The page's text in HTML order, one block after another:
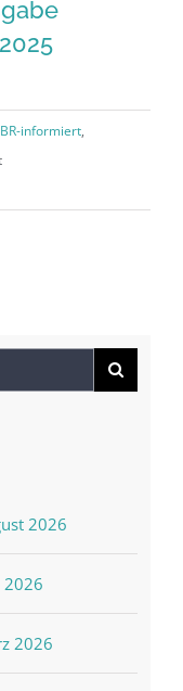
BR-informiert,
für
2025
2026
2026
2026